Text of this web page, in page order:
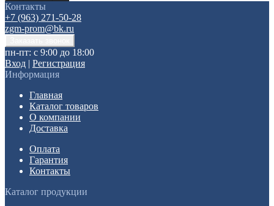
Контакты
+7 (963) 271-50-28
zgm-prom@bk.ru
пн-пт: с 9:00 до 18:00
Вход | Регистрация
Информация
Главная
Каталог товаров
О компании
Доставка
Оплата
Гарантия
Контакты
Каталог продукции